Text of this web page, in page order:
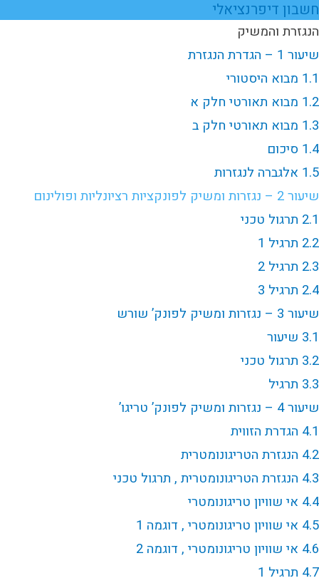
חשבון דיפרנציאלי
הנגזרת והמשיק
שיעור 1 – הגדרת הנגזרת
1.1 מבוא היסטורי
1.2 מבוא תאורטי חלק א
1.3 מבוא תאורטי חלק ב
1.4 סיכום
1.5 אלגברה לנגזרות
שיעור 2 – נגזרות ומשיק לפונקציות רציונליות ופולינום
2.1 תרגול טכני
2.2 תרגיל 1
2.3 תרגיל 2
2.4 תרגיל 3
שיעור 3 – נגזרות ומשיק לפונק’ שורש
3.1 שיעור
3.2 תרגול טכני
3.3 תרגיל
שיעור 4 – נגזרות ומשיק לפונק’ טריגו’
4.1 הגדרת הזווית
4.2 הנגזרת הטריגונומטרית
4.3 הנגזרת הטריגונומטרית , תרגול טכני
4.4 אי שוויון טריגונומטרי
4.5 אי שוויון טריגונומטרי , דוגמה 1
4.6 אי שוויון טריגונומטרי , דוגמה 2
4.7 תרגיל 1